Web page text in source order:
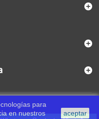
para
en nuestros
aceptar